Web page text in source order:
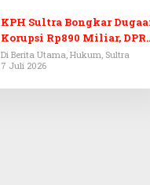
KPH Sultra Bongkar
Korupsi Rp890 Miliar,
Sultra Gelar RDP
Di Berita Utama, Hukum, Sultra
7 Juli 2026